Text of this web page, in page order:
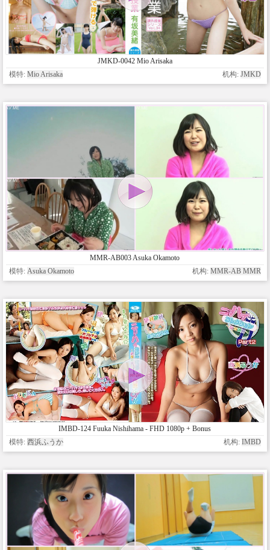
JMKD-0042 Mio Arisaka
模特: Mio Arisaka 机构: JMKD
MMR-AB003 Asuka Okamoto
模特: Asuka Okamoto 机构: MMR-AB MMR
IMBD-124 Fuuka Nishihama - FHD 1080p + Bonus
模特: 西浜ふうか 机构: IMBD